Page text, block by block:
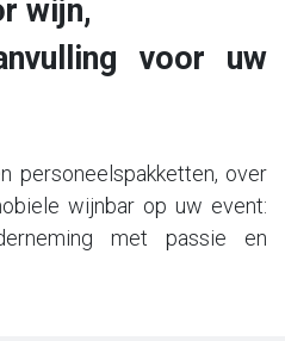
wijn,
voor uw
personeelspakketten, over
wijnbar op uw event:
met passie en